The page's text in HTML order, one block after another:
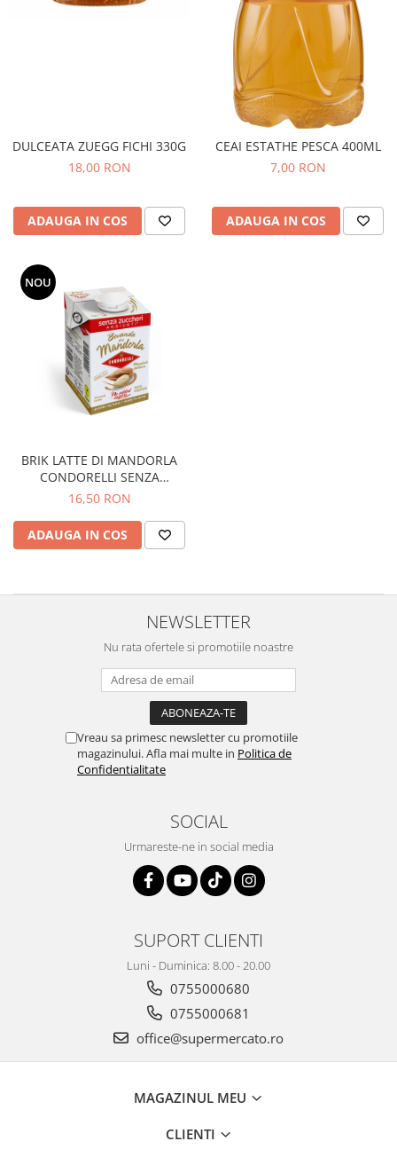
DULCEATA ZUEGG FICHI 330G
18,00 RON
ADAUGA IN COS
CEAI ESTATHE PESCA 400ML
7,00 RON
ADAUGA IN COS
NOU
BRIK LATTE DI MANDORLA
CONDORELLI SENZA
ZUCCHERI 500ML
16,50 RON
ADAUGA IN COS
NEWSLETTER
Nu rata ofertele si promotiile noastre
Vreau sa primesc newsletter cu promotiile
magazinului. Afla mai multe in Politica de
Confidentialitate
SOCIAL
Urmareste-ne in social media
SUPORT CLIENTI
Luni - Duminica: 8.00 - 20.00
0755000680
0755000681
office@supermercato.ro
MAGAZINUL MEU
CLIENTI